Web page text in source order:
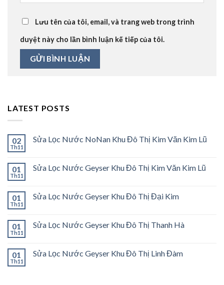
Lưu tên của tôi, email, và trang web trong trình
duyệt này cho lần bình luận kế tiếp của tôi.
LATEST POSTS
02
Th11
Sửa Lọc Nước NoNan Khu Đô Thị Kim Văn Kim Lũ
01
Th11
Sửa Lọc Nước Geyser Khu Đô Thị Kim Văn Kim Lũ
01
Th11
Sửa Lọc Nước Geyser Khu Đô Thị Đại Kim
01
Th11
Sửa Lọc Nước Geyser Khu Đô Thị Thanh Hà
01
Th11
Sửa Lọc Nước Geyser Khu Đô Thị Linh Đàm